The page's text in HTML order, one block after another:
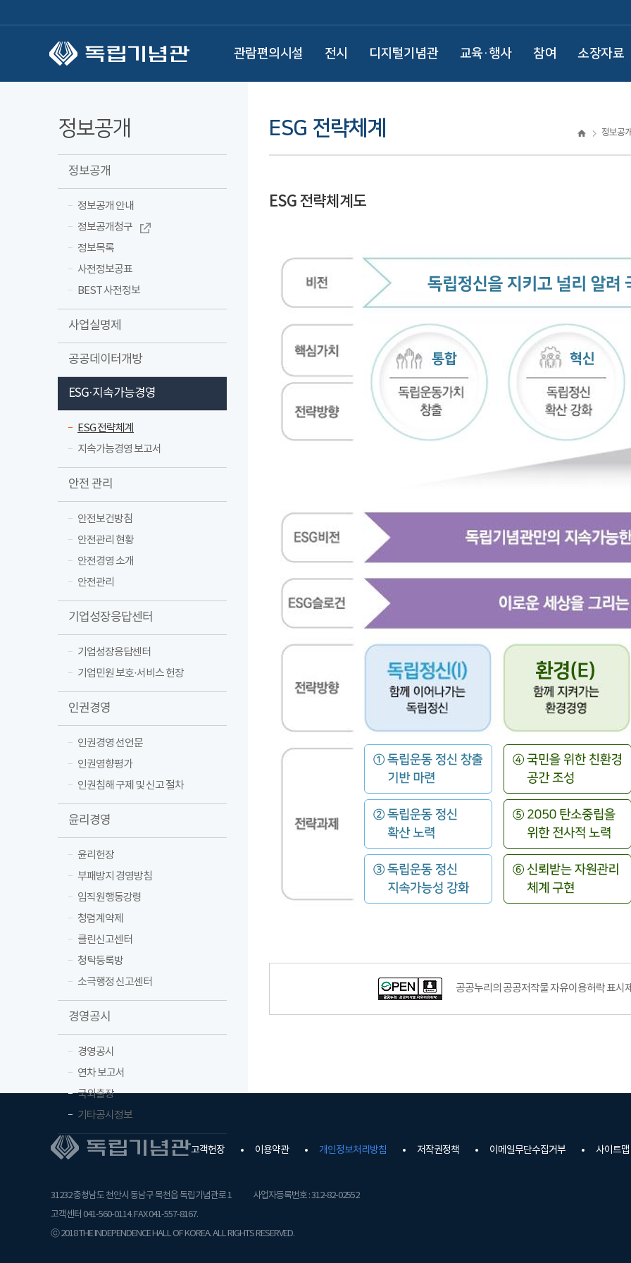
관람편의시설 전시 디지털기념관 교육·행사 참여 소장자료
정보공개
정보공개
정보공개 안내
정보공개청구
정보목록
사전정보공표
BEST 사전정보
사업실명제
공공데이터개방
ESG·지속가능경영
ESG 전략체계
지속가능경영 보고서
안전 관리
안전보건방침
안전관리 현황
안전경영 소개
안전관리
기업성장응답센터
기업성장응답센터
기업민원 보호·서비스 헌장
인권경영
인권경영 선언문
인권영향평가
인권침해 구제 및 신고 절차
윤리경영
윤리헌장
부패방지 경영방침
임직원행동강령
청렴계약제
클린신고센터
청탁등록방
소극행정 신고센터
경영공시
경영공시
연차 보고서
국외출장
기타공시정보
ESG 전략체계 정보공
ESG 전략체계도
공공누리의 공공저작물 자유이용허락 표시
고객헌장 이용약관 개인정보처리방침 저작권정책 이메일무단수집거부 사이트맵
31232 충청남도 천안시 동남구 목천읍 독립기념관로 1
사업자등록번호 : 312-82-02552
고객센터 041-560-0114. FAX 041-557-8167.
ⓒ 2018 THE INDEPENDENCE HALL OF KOREA. ALL RIGHTS RESERVED.